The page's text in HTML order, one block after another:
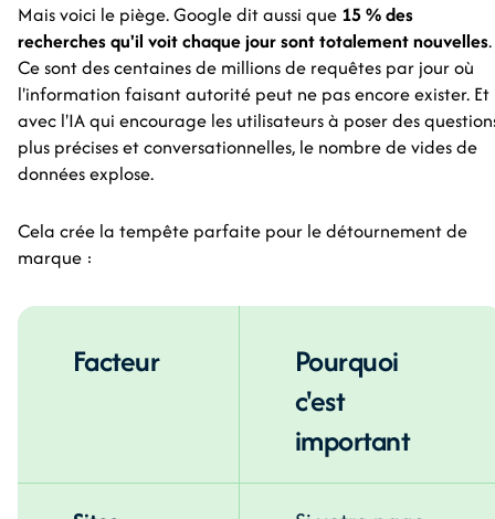
Mais voici le piège. Google dit aussi que 15 % des
recherches qu'il voit chaque jour sont totalement nouvelles.
Ce sont des centaines de millions de requêtes par jour où
l'information faisant autorité peut ne pas encore exister. Et
avec l'IA qui encourage les utilisateurs à poser des
plus précises et conversationnelles, le nombre de vides de
données explose.
Cela crée la tempête parfaite pour le détournement de
marque :
Facteur
Pourquoi
c'est
important